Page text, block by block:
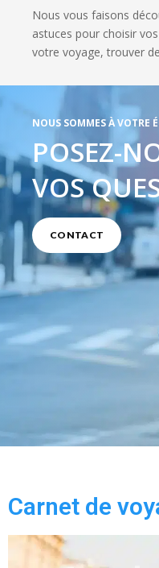
Nous vous faisons
astuces pour choisir
votre voyage, trouver
NOUS SOMMES À VOTRE
POSEZ-
VOS
CONTACT
Carnet de